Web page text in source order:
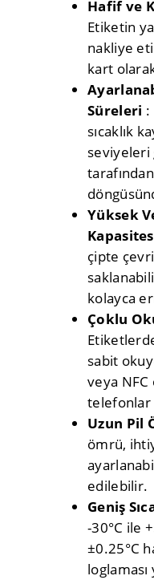
Hafif ve
Etiketin
nakliye
kart
Süreleri :
sıcaklık
seviyeleri
Yüksek
çipte
kolayca
Çoklu
sabit
veya NFC
telefonlar
Uzun Pil
ömrü,
edilebilir.
Geniş
-30°C ile
±0.25°C